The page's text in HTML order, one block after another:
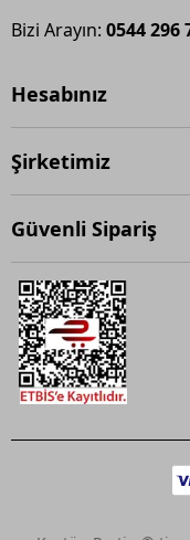
Bizi Arayın: 0544 296
Hesabınız
Şirketimiz
Güvenli Sipariş